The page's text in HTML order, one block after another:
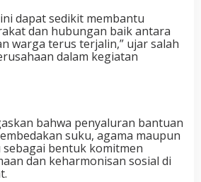
dapat sedikit membantu
dan hubungan baik antara
warga terus terjalin,” ujar salah
dalam kegiatan
bahwa penyaluran bantuan
suku, agama maupun
bentuk komitmen
dan keharmonisan sosial di